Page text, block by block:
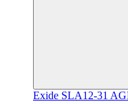
Exide SLA12-31